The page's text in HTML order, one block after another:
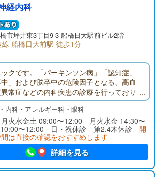
経内科
市坪井東3丁目9-3 船橋日大駅前ビル2階
船橋日大前駅 徒歩1分
クです。「パーキンソン病」「認知症」
中」および脳卒中の危険因子となる、高血
常症などの内科疾患の診療を行っており
害、物忘れなどの症状のある方はご相談
道「船橋日大前」東口駅前（くすりの福
備。神経内科専門医、指導医。頭痛専門
会認定内科医。眼科学会専門医。
内科・アレルギー科・眼科
火水金土 09:00〜12:00 月火水金 14:30〜
〜12:00 日・祝休診 第2.4木休診 開
は直接の確認をおすすめします
詳細を見る